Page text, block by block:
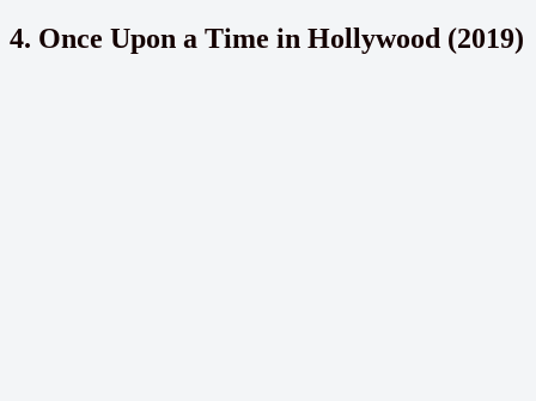
4. Once Upon a Time in Hollywood (2019)